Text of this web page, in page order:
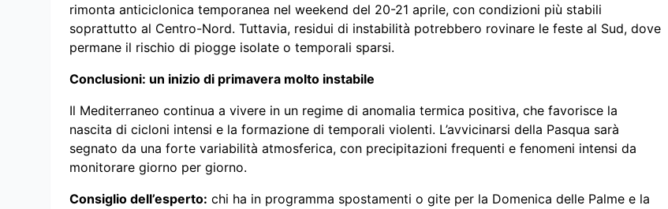
rimonta anticiclonica temporanea nel weekend del 20-21 aprile, con condizioni più stabili
soprattutto al Centro-Nord. Tuttavia, residui di instabilità potrebbero rovinare le feste al Sud, dove
permane il rischio di piogge isolate o temporali sparsi.
Conclusioni: un inizio di primavera molto instabile
Il Mediterraneo continua a vivere in un regime di anomalia termica positiva, che favorisce la
nascita di cicloni intensi e la formazione di temporali violenti. L’avvicinarsi della Pasqua sarà
segnato da una forte variabilità atmosferica, con precipitazioni frequenti e fenomeni intensi da
monitorare giorno per giorno.
Consiglio dell’esperto: chi ha in programma spostamenti o gite per la Domenica delle Palme e la